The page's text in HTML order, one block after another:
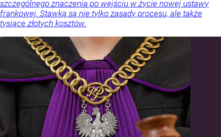
szczególnego znaczenia po wejściu w życie nowej ustawy
frankowej. Stawką są nie tylko zasady procesu, ale także
tysiące złotych kosztów.